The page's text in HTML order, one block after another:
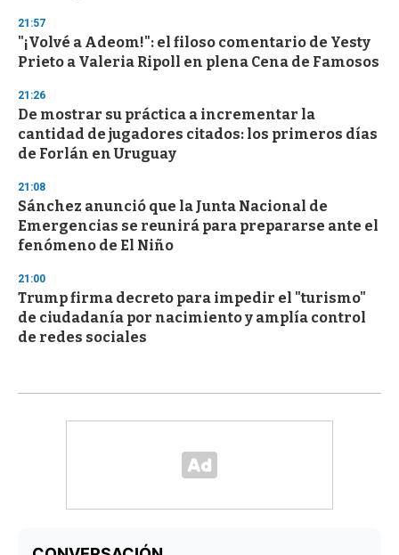
21:57
"¡Volvé a Adeom!": el filoso comentario de Yesty
Prieto a Valeria Ripoll en plena Cena de Famosos
21:26
De mostrar su práctica a incrementar la
cantidad de jugadores citados: los primeros días
de Forlán en Uruguay
21:08
Sánchez anunció que la Junta Nacional de
Emergencias se reunirá para prepararse ante el
fenómeno de El Niño
21:00
Trump firma decreto para impedir el "turismo"
de ciudadanía por nacimiento y amplía control
de redes sociales